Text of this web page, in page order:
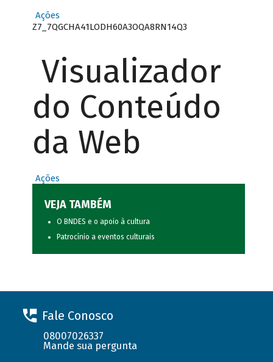
Ações
Z7_7QGCHA41LODH60A3OQA8RN14Q3
Visualizador
do Conteúdo
da Web
Ações
VEJA TAMBÉM
O BNDES e o apoio à cultura
Patrocínio a eventos culturais
Fale Conosco
08007026337
Mande sua pergunta